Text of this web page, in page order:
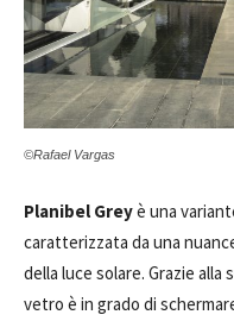
©Rafael Vargas
Planibel Greyè una
caratterizzata da una
della luce solare. Grazie alla
vetro è in grado di